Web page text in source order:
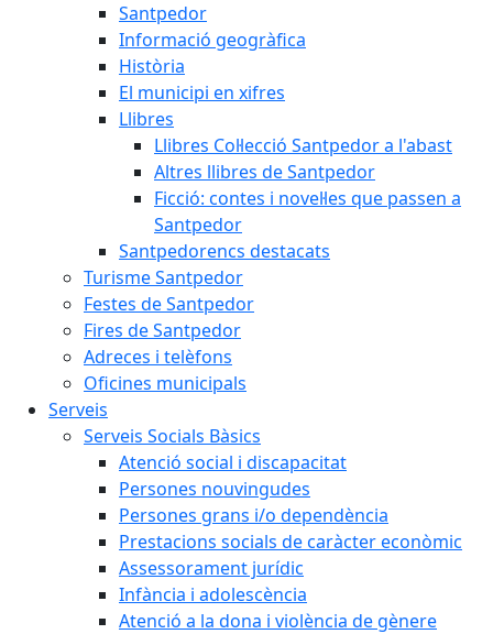
Santpedor
Informació geogràfica
Història
El municipi en xifres
Llibres
Llibres Col·lecció Santpedor a l'abast
Altres llibres de Santpedor
Ficció: contes i novel·les que passen a
Santpedor
Santpedorencs destacats
Turisme Santpedor
Festes de Santpedor
Fires de Santpedor
Adreces i telèfons
Oficines municipals
Serveis
Serveis Socials Bàsics
Atenció social i discapacitat
Persones nouvingudes
Persones grans i/o dependència
Prestacions socials de caràcter econòmic
Assessorament jurídic
Infància i adolescència
Atenció a la dona i violència de gènere